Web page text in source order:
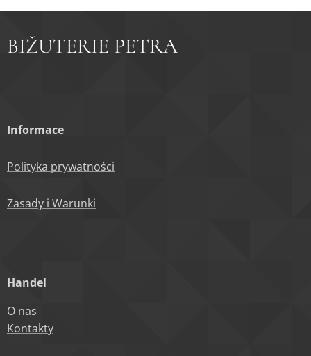
BIŽUTERIE PETRA
Informace
Polityka prywatności
Zasady i Warunki
Handel
O nas
Kontakty